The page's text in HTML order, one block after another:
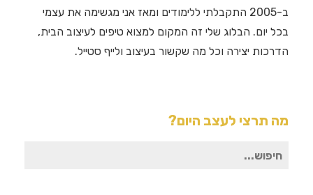
ב-2005 התקבלתי ללימודים ומאז אני מגשימה את עצמי
בכל יום. הבלוג שלי זה המקום למצוא טיפים לעיצוב הבית,
הדרכות יצירה וכל מה שקשור בעיצוב ולייף סטייל.
מה תרצי לעצב היום?
חיפוש